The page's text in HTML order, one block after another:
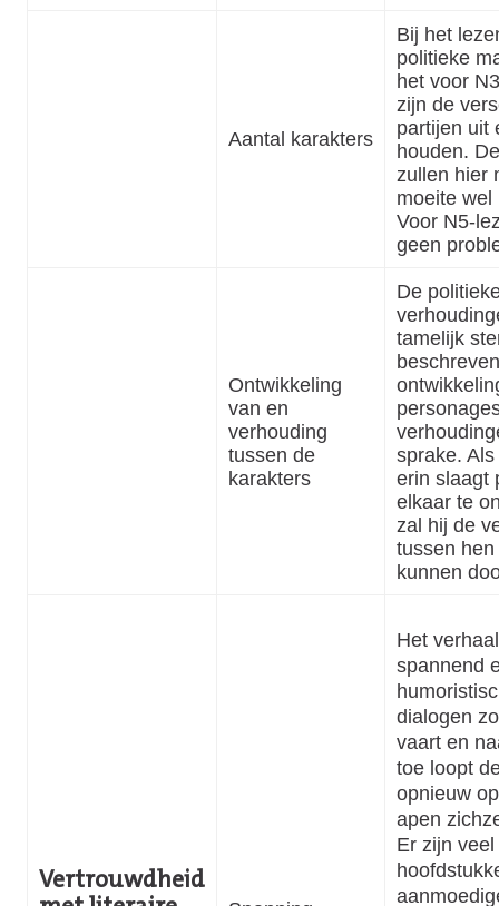
Aantal karakters
Bij het
politieke
het voor
zijn de
partijen uit
houden.
zullen hier
moeite wel
Voor N5-
geen
Ontwikkeling
van en
verhouding
tussen de
karakters
De
tamelijk
sprake.
erin slaagt
elkaar te
zal hij de
tussen
kunnen
Vertrouwdheid
Het
spannend
dialogen
vaart en
toe loopt
opnieuw
apen
Er zijn